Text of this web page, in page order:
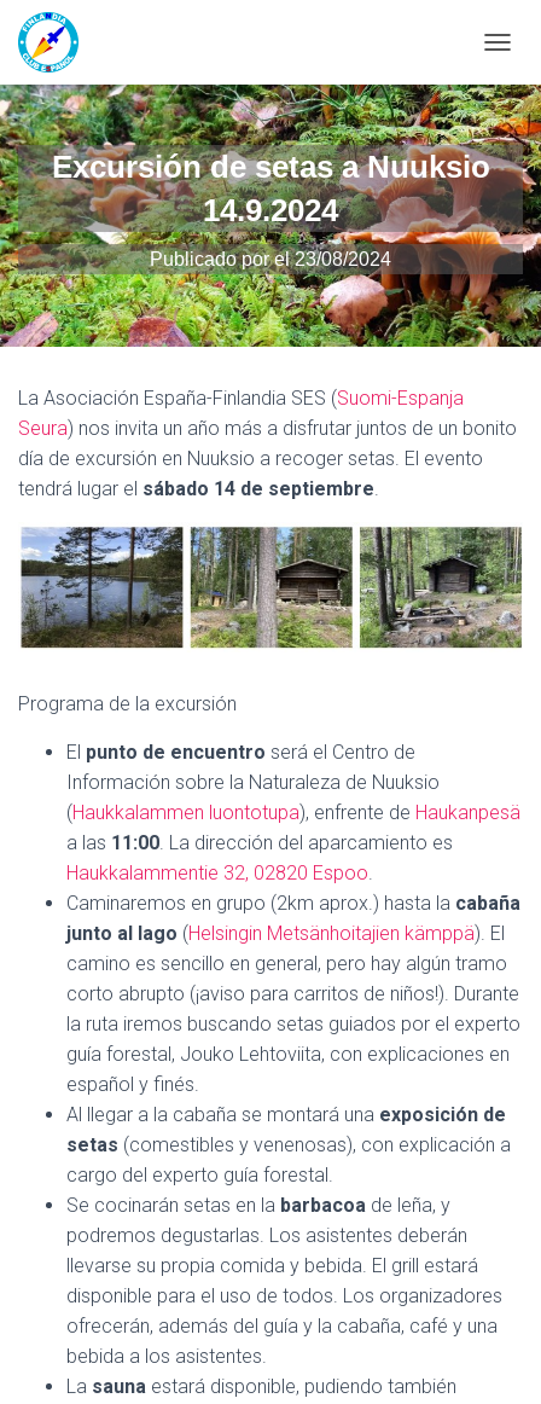
Excursión de setas a Nuuksio
14.9.2024
Publicado porel23/08/2024
La Asociación España-Finlandia SES (Suomi-Espanja
Seura) nos invita un año más a disfrutar juntos de un bonito
día de excursión en Nuuksio a recoger setas. El evento
tendrá lugar el sábado 14 de septiembre.
Programa de la excursión
El punto de encuentro será el Centro de
Información sobre la Naturaleza de Nuuksio
(Haukkalammen luontotupa), enfrente de Haukanpesä
a las 11:00. La dirección del aparcamiento es
Haukkalammentie 32, 02820 Espoo.
Caminaremos en grupo (2km aprox.) hasta la cabaña
junto al lago (Helsingin Metsänhoitajien kämppä). El
camino es sencillo en general, pero hay algún tramo
corto abrupto (¡aviso para carritos de niños!). Durante
la ruta iremos buscando setas guiados por el experto
guía forestal, Jouko Lehtoviita, con explicaciones en
español y finés.
Al llegar a la cabaña se montará una exposición de
setas (comestibles y venenosas), con explicación a
cargo del experto guía forestal.
Se cocinarán setas en la barbacoa de leña, y
podremos degustarlas. Los asistentes deberán
llevarse su propia comida y bebida. El grill estará
disponible para el uso de todos. Los organizadores
ofrecerán, además del guía y la cabaña, café y una
bebida a los asistentes.
La sauna estará disponible, pudiendo también